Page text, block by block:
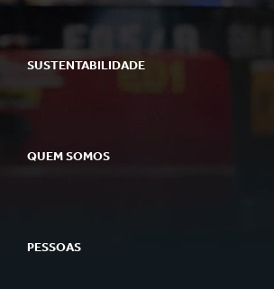
SUSTENTABILIDADE
QUEM SOMOS
PESSOAS